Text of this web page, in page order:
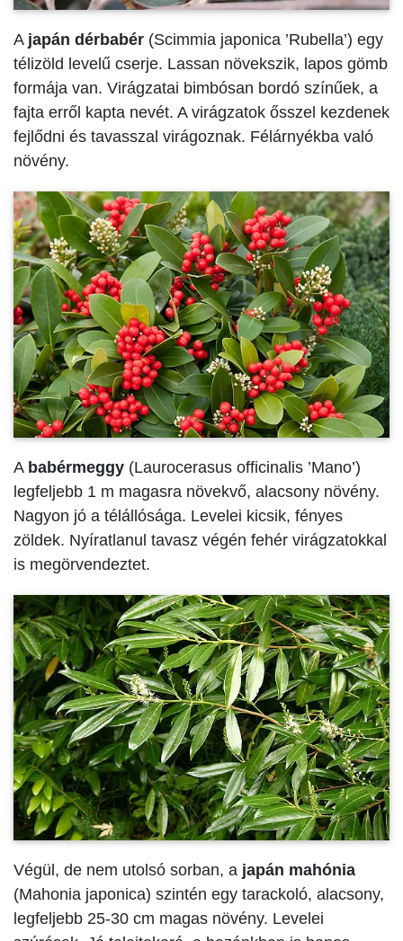
A japán dérbabér (Scimmia japonica ’Rubella’) egy
télizöld levelű cserje. Lassan növekszik, lapos gömb
formája van. Virágzatai bimbósan bordó színűek, a
fajta erről kapta nevét. A virágzatok ősszel kezdenek
fejlődni és tavasszal virágoznak. Félárnyékba való
növény.
A babérmeggy (Laurocerasus officinalis ’Mano’)
legfeljebb 1 m magasra növekvő, alacsony növény.
Nagyon jó a télállósága. Levelei kicsik, fényes
zöldek. Nyíratlanul tavasz végén fehér virágzatokkal
is megörvendeztet.
Végül, de nem utolsó sorban, a japán mahónia
(Mahonia japonica) szintén egy tarackoló, alacsony,
legfeljebb 25-30 cm magas növény. Levelei